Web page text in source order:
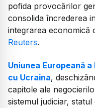
pofida provocărilor
consolida încrederea
integrarea economică
Reuters.
Uniunea Europeană
cu Ucraina,
capitole ale
sistemul judiciar,